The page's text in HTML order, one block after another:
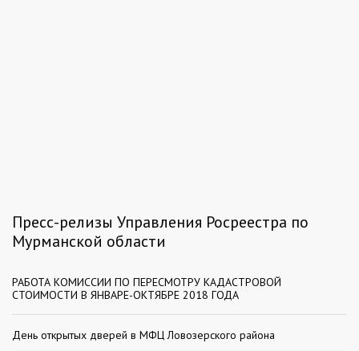
Пресс-релизы Управления Росреестра по
Мурманской области
РАБОТА КОМИССИИ ПО ПЕРЕСМОТРУ КАДАСТРОВОЙ
СТОИМОСТИ В ЯНВАРЕ-ОКТЯБРЕ 2018 ГОДА
День открытых дверей в МФЦ Ловозерского района